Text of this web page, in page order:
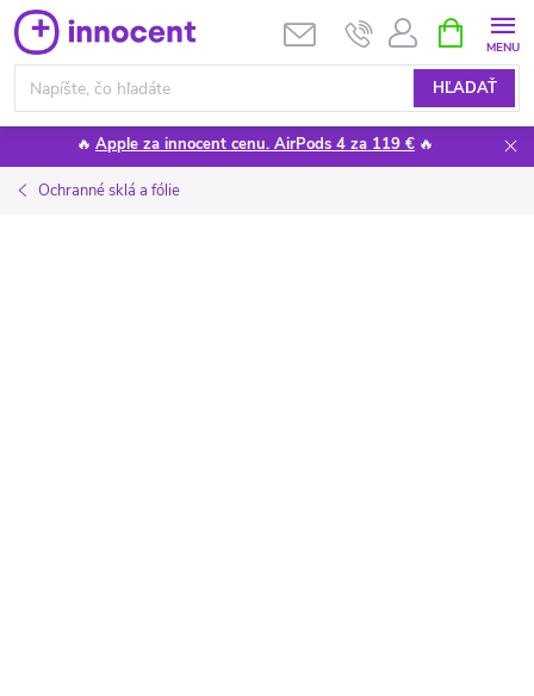
Prejsť
na
obsah
HĽADAŤ
KOŠÍK
🔥 Apple za innocent cenu. AirPods 4 za 119 € 🔥
Ochranné sklá a fólie